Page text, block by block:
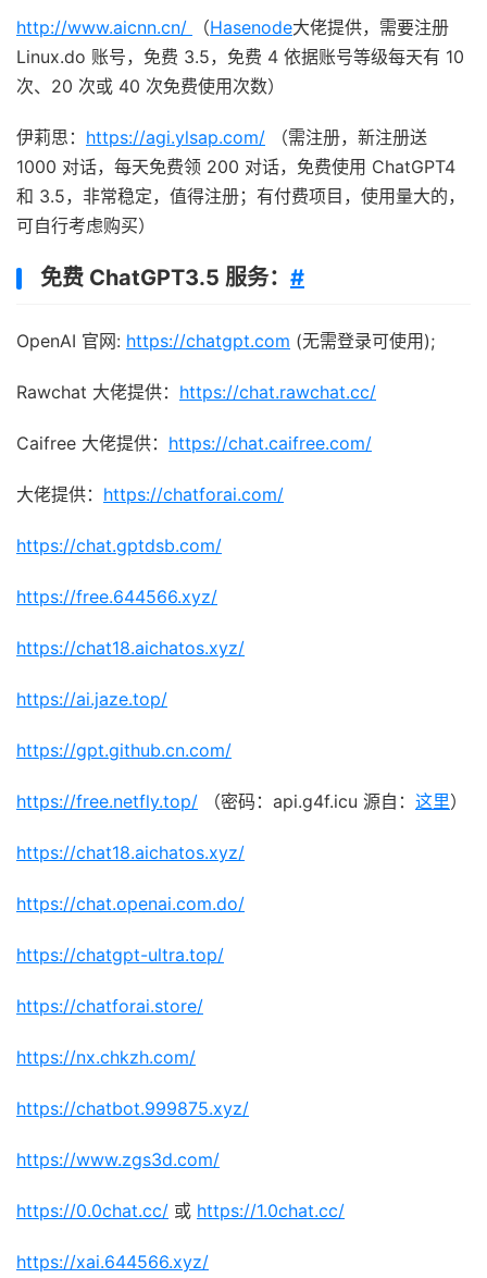
http://www.aicnn.cn/ （Hasenode大佬提供，需要注册
Linux.do 账号，免费 3.5，免费 4 依据账号等级每天有 10
次、20 次或 40 次免费使用次数）
伊莉思： https://agi.ylsap.com/ （需注册，新注册送
1000 对话，每天免费领 200 对话，免费使用 ChatGPT4
和 3.5，非常稳定，值得注册；有付费项目，使用量大的，
可自行考虑购买）
免费 ChatGPT3.5 服务： #
OpenAI 官网: https://chatgpt.com (无需登录可使用);
Rawchat 大佬提供： https://chat.rawchat.cc/
Caifree 大佬提供： https://chat.caifree.com/
大佬提供： https://chatforai.com/
https://chat.gptdsb.com/
https://free.644566.xyz/
https://chat18.aichatos.xyz/
https://ai.jaze.top/
https://gpt.github.cn.com/
https://free.netfly.top/ （密码：api.g4f.icu 源自： 这里）
https://chat18.aichatos.xyz/
https://chat.openai.com.do/
https://chatgpt-ultra.top/
https://chatforai.store/
https://nx.chkzh.com/
https://chatbot.999875.xyz/
https://www.zgs3d.com/
https://0.0chat.cc/ 或 https://1.0chat.cc/
https://xai.644566.xyz/